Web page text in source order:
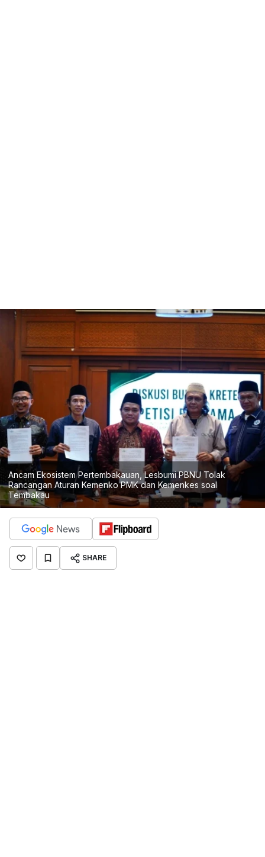
Ancam Ekosistem Pertembakauan, Lesbumi PBNU Tolak
Rancangan Aturan Kemenko PMK dan Kemenkes soal
Tembakau
SHARE